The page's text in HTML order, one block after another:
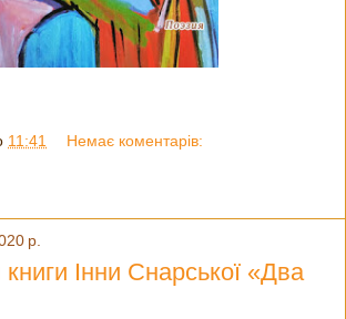
11:41 Немає коментарів:
р.
Інни Снарської «Два